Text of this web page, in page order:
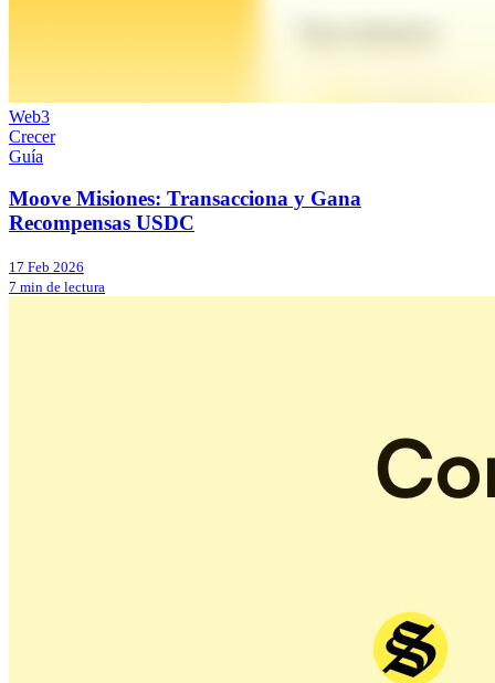
Web3
Crecer
Guía
Moove Misiones: Transacciona y Gana
Recompensas USDC
17 Feb 2026
7 min de lectura